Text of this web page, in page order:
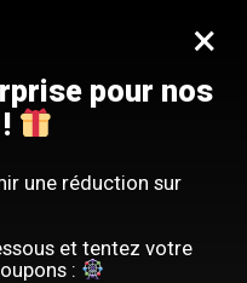
×
pour nos
une réduction sur
et tentez votre
: